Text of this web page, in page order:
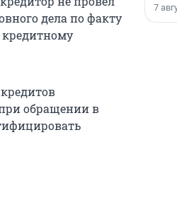
дела по факту
кредитному
обращении в
7